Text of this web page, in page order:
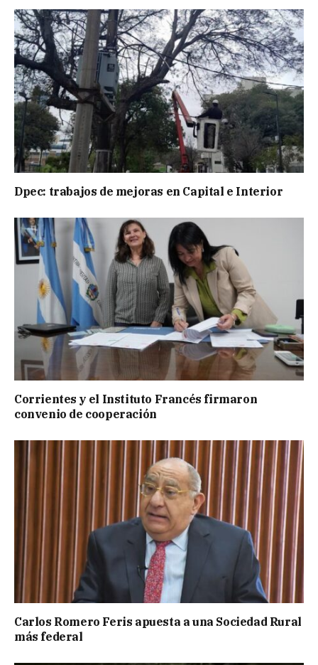
Dpec: trabajos de mejoras en Capital e Interior
Corrientes y el Instituto Francés firmaron
convenio de cooperación
Carlos Romero Feris apuesta a una Sociedad Rural
más federal